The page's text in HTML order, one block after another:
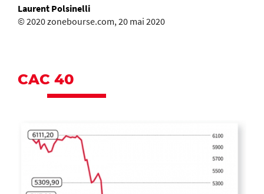
Laurent Polsinelli
© 2020 zonebourse.com, 20 mai 2020
CAC 40